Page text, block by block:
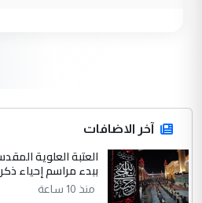
hadi
التعليق : تحيه اخويه
كان محدود المعرفه
يقول بما لايقبل ...
آخر الاضافات
العتبة العلوية
ببدء مراسم إحياء
منذ 10 ساعة